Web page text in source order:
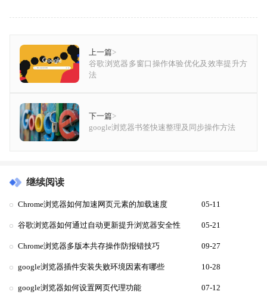
上一篇>
谷歌浏览器多窗口操作体验优化及效率提升方
法
下一篇>
google浏览器书签快速整理及同步操作方法
继续阅读
Chrome浏览器如何加速网页元素的加载速度 05-11
谷歌浏览器如何通过自动更新提升浏览器安全性 05-21
Chrome浏览器多版本共存操作防报错技巧 09-27
google浏览器插件安装失败环境因素有哪些 10-28
google浏览器如何设置网页代理功能 07-12